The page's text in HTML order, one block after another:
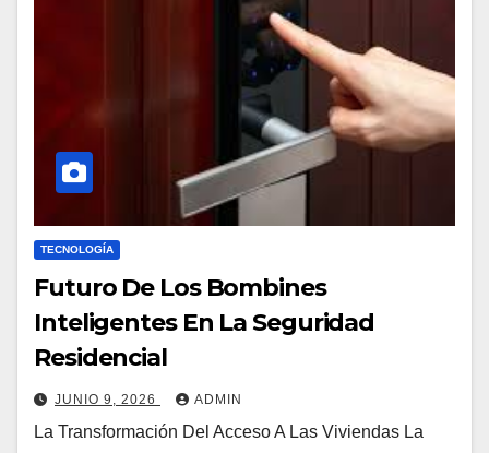
TECNOLOGÍA
Futuro De Los Bombines
Inteligentes En La Seguridad
Residencial
JUNIO 9, 2026 ADMIN
La Transformación Del Acceso A Las Viviendas La